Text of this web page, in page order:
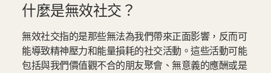
什麼是無效社交？
無效社交指的是那些無法為我們帶來正面影響，反而可
能導致精神壓力和能量損耗的社交活動。這些活動可能
包括與我們價值觀不合的朋友聚會、無意義的應酬或是